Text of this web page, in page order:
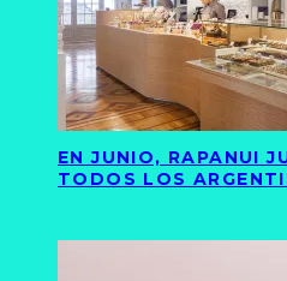
EN JUNIO, RAPANUI
TODOS LOS